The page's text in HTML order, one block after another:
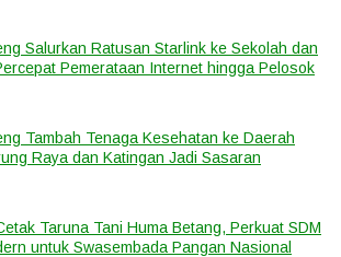
Salurkan Ratusan Starlink ke Sekolah dan
Pemerataan Internet hingga Pelosok
Tambah Tenaga Kesehatan ke Daerah
Raya dan Katingan Jadi Sasaran
Taruna Tani Huma Betang, Perkuat SDM
untuk Swasembada Pangan Nasional